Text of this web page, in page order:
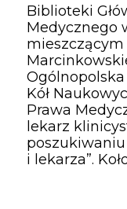
Biblioteki
Medycznego
mieszczącym
Kół
Prawa
lekarz
i lekarza”.